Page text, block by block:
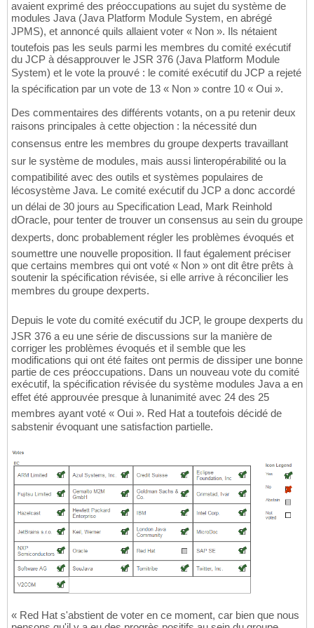
avaient exprimé des préoccupations au sujet du système de
modules Java (Java Platform Module System, en abrégé
JPMS), et annoncé quils allaient voter « Non ». Ils nétaient
toutefois pas les seuls parmi les membres du comité exécutif
du JCP à désapprouver le JSR 376 (Java Platform Module
System) et le vote la prouvé : le comité exécutif du JCP a rejeté
la spécification par un vote de 13 « Non » contre 10 « Oui ».
Des commentaires des différents votants, on a pu retenir deux
raisons principales à cette objection : la nécessité dun
consensus entre les membres du groupe dexperts travaillant
sur le système de modules, mais aussi linteropérabilité ou la
compatibilité avec des outils et systèmes populaires de
lécosystème Java. Le comité exécutif du JCP a donc accordé
un délai de 30 jours au Specification Lead, Mark Reinhold
dOracle, pour tenter de trouver un consensus au sein du groupe
dexperts, donc probablement régler les problèmes évoqués et
soumettre une nouvelle proposition. Il faut également préciser
que certains membres qui ont voté « Non » ont dit être prêts à
soutenir la spécification révisée, si elle arrive à réconcilier les
membres du groupe dexperts.
Depuis le vote du comité exécutif du JCP, le groupe dexperts du
JSR 376 a eu une série de discussions sur la manière de
corriger les problèmes évoqués et il semble que les
modifications qui ont été faites ont permis de dissiper une bonne
partie de ces préoccupations. Dans un nouveau vote du comité
exécutif, la spécification révisée du système modules Java a en
effet été approuvée presque à lunanimité avec 24 des 25
membres ayant voté « Oui ». Red Hat a toutefois décidé de
sabstenir évoquant une satisfaction partielle.
« Red Hat s'abstient de voter en ce moment, car bien que nous